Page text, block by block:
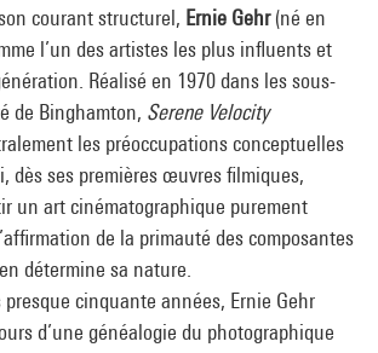
courant structurel, Ernie Gehr(né en
l’un des artistes les plus influents et
Réalisé en 1970 dans les sous-
de Binghamton, Serene Velocity
les préoccupations conceptuelles
dès ses premières œuvres filmiques,
un art cinématographique purement
de la primauté des composantes
détermine sa nature.
presque cinquante années, Ernie Gehr
d’une généalogie du photographique